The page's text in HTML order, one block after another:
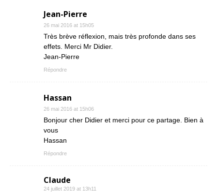
Jean-Pierre
26 mai 2016 at 15h05
Très brève réflexion, mais très profonde dans ses
effets. Merci Mr Didier.
Jean-Pierre
Répondre
Hassan
26 mai 2016 at 15h06
Bonjour cher Didier et merci pour ce partage. Bien à
vous
Hassan
Répondre
Claude
24 juillet 2019 at 13h11